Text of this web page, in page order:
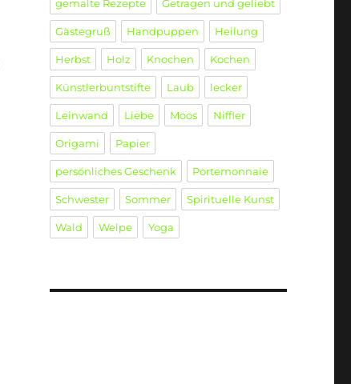
gemalte Rezepte Getragen und geliebt
Gästegruß Handpuppen Heilung
Herbst Holz Knochen Kochen
Künstlerbuntstifte Laub lecker
Leinwand Liebe Moos Niffler
Origami Papier
persönliches Geschenk Portemonnaie
Schwester Sommer Spirituelle Kunst
Wald Welpe Yoga